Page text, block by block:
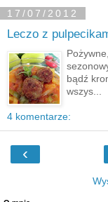
17/07/2012
Leczo z
bądź
wszys...
4 komentarze:
‹